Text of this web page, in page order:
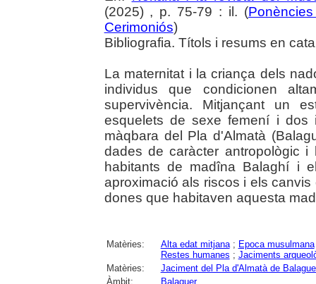
(2025) , p. 75-79 : il. (
Cerimoniós)
Bibliografia. Títols i resums en
La maternitat i la criança dels
individus que condicionen
supervivència. Mitjançant un
esquelets de sexe femení i dos
màqbara del Pla d'Almatà
dades de caràcter antropològic
habitants de madîna Balaghí i
aproximació als riscos i els
dones que habitaven aquesta
Matèries: Alta edat mitjana; Epoca musulmana
Restes humanes ; Jaciments
Matèries:
Jaciment del Pla d'Almatà de
Àmbit:
Balaguer